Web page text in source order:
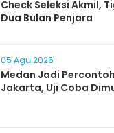
Check Seleksi Akmil,
Dua Bulan Penjara
05 Agu 2026
Medan Jadi
Jakarta, Uji Coba